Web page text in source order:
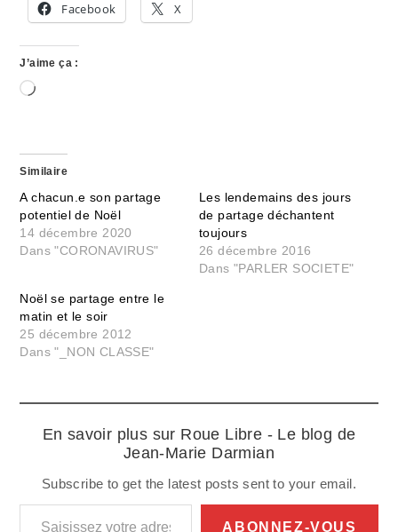
Facebook X
J’aime ça :
Chargement…
Similaire
A chacun.e son partage
potentiel de Noël
14 décembre 2020
Dans "CORONAVIRUS"
Les lendemains des jours
de partage déchantent
toujours
26 décembre 2016
Dans "PARLER SOCIETE"
Noël se partage entre le
matin et le soir
25 décembre 2012
Dans "_NON CLASSE"
En savoir plus sur Roue Libre - Le blog de
Jean-Marie Darmian
Subscribe to get the latest posts sent to your email.
Saisissez votre adresse e-mail…
ABONNEZ-VOUS